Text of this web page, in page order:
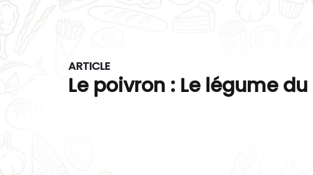
ARTICLE
Le poivron : Le légume